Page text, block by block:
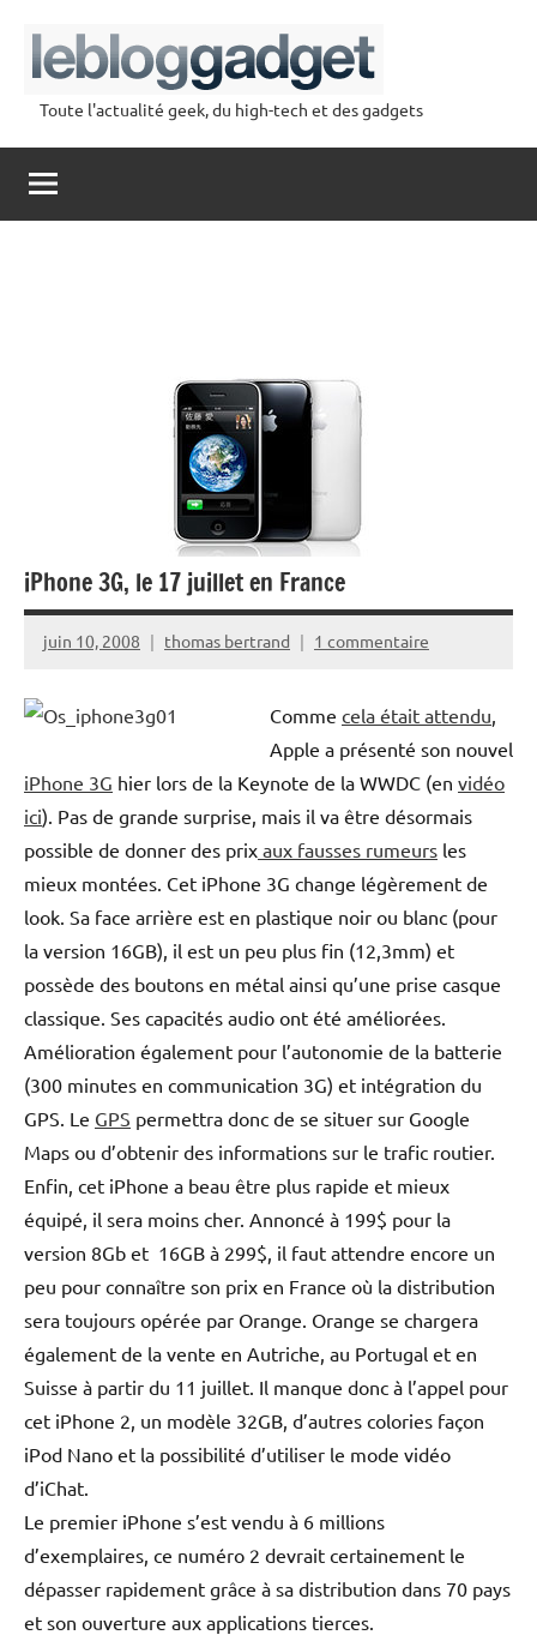
contenu
lebloggadget
Toute l'actualité geek, du high-tech et des gadgets
iPhone 3G, le 17 juillet en France
juin 10, 2008 thomas bertrand 1 commentaire
Comme cela était attendu
Apple a présenté son nouvel
iPhone 3G hier lors de la Keynote de la WWDC (en vidéo
ici). Pas de grande surprise, mais il va être désormais
possible de donner des prix aux fausses rumeurs les
mieux montées. Cet iPhone 3G change légèrement de
look. Sa face arrière est en plastique noir ou blanc (pour
la version 16GB), il est un peu plus fin (12,3mm) et
possède des boutons en métal ainsi qu’une prise casque
classique. Ses capacités audio ont été améliorées.
Amélioration également pour l’autonomie de la batterie
(300 minutes en communication 3G) et intégration du
GPS. Le GPS permettra donc de se situer sur Google
Maps ou d’obtenir des informations sur le trafic routier.
Enfin, cet iPhone a beau être plus rapide et mieux
équipé, il sera moins cher. Annoncé à 199$ pour la
version 8Gb et 16GB à 299$, il faut attendre encore un
peu pour connaître son prix en France où la distribution
sera toujours opérée par Orange. Orange se chargera
également de la vente en Autriche, au Portugal et en
Suisse à partir du 11 juillet. Il manque donc à l’appel pour
cet iPhone 2, un modèle 32GB, d’autres colories façon
iPod Nano et la possibilité d’utiliser le mode vidéo
d’iChat.
Le premier iPhone s’est vendu à 6 millions
d’exemplaires, ce numéro 2 devrait certainement le
dépasser rapidement grâce à sa distribution dans 70 pays
et son ouverture aux applications tierces.